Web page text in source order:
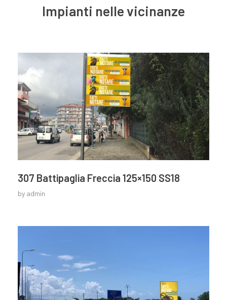
Impianti nelle vicinanze
307 Battipaglia Freccia 125×150 SS18
by admin